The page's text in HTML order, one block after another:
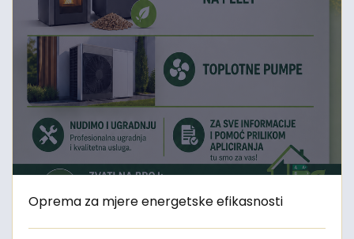
Oprema za mjere energetske efikasnosti